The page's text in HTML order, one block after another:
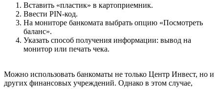
Вставить «пластик» в картоприемник.
Ввести PIN-код.
На мониторе банкомата выбрать опцию «Посмотреть
баланс».
Указать способ получения информации: вывод на
монитор или печать чека.
Можно использовать банкоматы не только Центр Инвест, но и
других финансовых учреждений. Однако в этом случае,